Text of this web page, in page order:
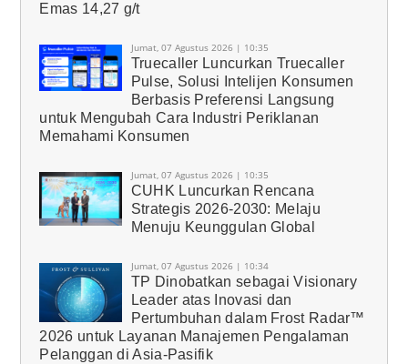
Emas 14,27 g/t
Jumat, 07 Agustus 2026 | 10:35
Truecaller Luncurkan Truecaller
Pulse, Solusi Intelijen Konsumen
Berbasis Preferensi Langsung
untuk Mengubah Cara Industri Periklanan
Memahami Konsumen
Jumat, 07 Agustus 2026 | 10:35
CUHK Luncurkan Rencana
Strategis 2026-2030: Melaju
Menuju Keunggulan Global
Jumat, 07 Agustus 2026 | 10:34
TP Dinobatkan sebagai Visionary
Leader atas Inovasi dan
Pertumbuhan dalam Frost Radar™
2026 untuk Layanan Manajemen Pengalaman
Pelanggan di Asia-Pasifik